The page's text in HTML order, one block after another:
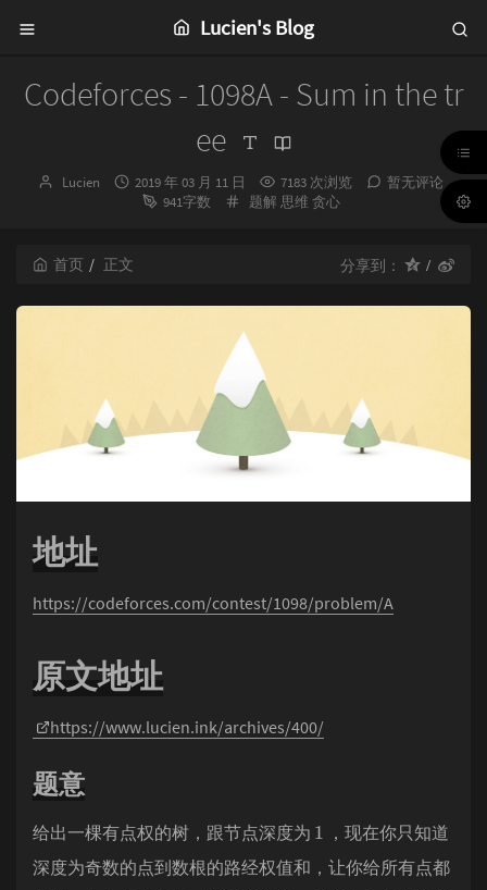
Lucien's Blog
Codeforces - 1098A - Sum in the tr
ee
博
Lucien
发
布
2019 年 03 月 11 日 7183 次浏览
暂无评论
941字数
分
题解 思维 贪心
首页 正文 分享到：
地址
https://codeforces.com/contest/1098/problem/A
原文地址
https://www.lucien.ink/archives/400/
题意
给出一棵有点权的树，跟节点深度为 1
，现在你只知道
深度为奇数的点到数根的路经权值和，让你给所有点都